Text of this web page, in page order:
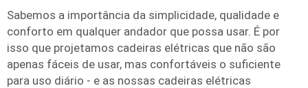
Sabemos a importância da simplicidade, qualidade e
conforto em qualquer andador que possa usar. É por
isso que projetamos cadeiras elétricas que não são
apenas fáceis de usar, mas confortáveis o suficiente
para uso diário - e as nossas cadeiras elétricas